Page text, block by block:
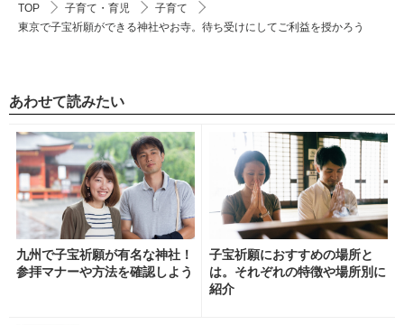
TOP 子育て・育児
子育て
東京で子宝祈願ができる神社やお寺。待ち受けにしてご利益を授かろう
あわせて読みたい
九州で子宝祈願が有名な神社！
参拝マナーや方法を確認しよう
子宝祈願におすすめの場所と
は。それぞれの特徴や場所別に
紹介